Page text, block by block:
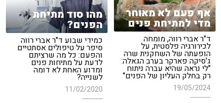
אף פעם לא מאוחר
מדי למתיחת פנים
ד"ר אברי רווה, מומחה
לכירורגיה פלסטית, על
הופעתה של השחקנית שרה
ג'סיקה פארקר בערב הגאלה:
"לי נראה שהיא עברה ניתוח
רק בחלק העליון של הפנים"
19/05/2024
מהו סוד מתיחת
הפנים?
כמידי שבוע ד"ר אברי רווה
סיפר על טיפולים אסתטיים
והפעם: כל מה שרציתם
לדעת על מתיחות פנים
ומדוע האחת לא דומה
לשנייה?
11/02/2020